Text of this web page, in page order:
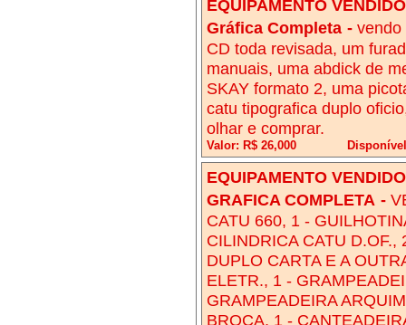
EQUIPAMENTO
Gráfica Completa - vendo
CD toda revisada, um
manuais, uma abdick de
SKAY formato 2, uma
catu tipografica duplo
olhar e comprar.
Valor: R$ 26,000
EQUIPAMENTO
GRAFICA COMPLETA -
CATU 660, 1 -
CILINDRICA CATU
DUPLO CARTA E A
ELETR., 1 -
GRAMPEADEIRA
BROCA, 1 -